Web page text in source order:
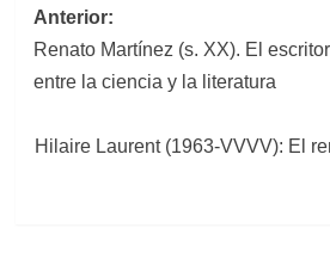
Navegación
de
entradas
Anterior:
Renato Martínez (s. XX). El
entre la ciencia y la literatura
Hilaire Laurent (1963-VVVV): El